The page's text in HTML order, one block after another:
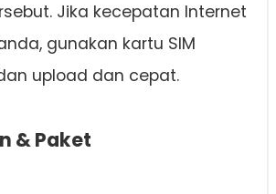
Jika kecepatan Internet
gunakan kartu SIM
upload dan cepat.
& Paket